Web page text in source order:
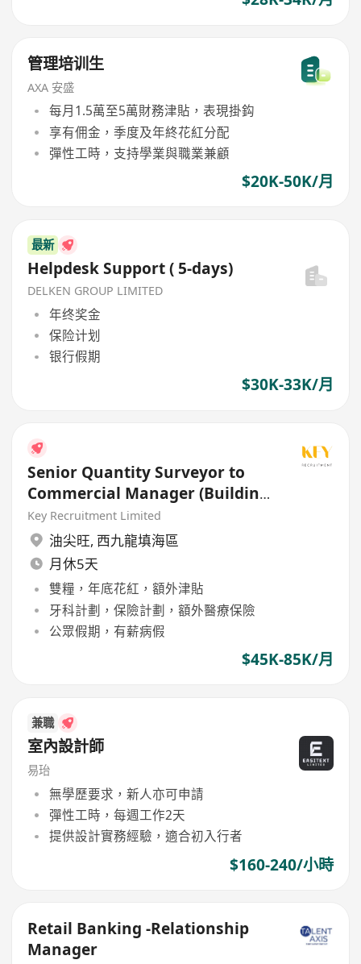
管理培训生
AXA 安盛
每月1.5萬至5萬財務津貼，表現掛鈎
享有佣金，季度及年終花紅分配
彈性工時，支持學業與職業兼顧
$20K-50K/月
最新
Helpdesk Support ( 5-days)
DELKEN GROUP LIMITED
年终奖金
保险计划
银行假期
$30K-33K/月
Senior Quantity Surveyor to
Commercial Manager (Building
/ Civil / E&M)
Key Recruitment Limited
油尖旺, 西九龍填海區
月休5天
雙糧，年底花紅，額外津貼
牙科計劃，保險計劃，額外醫療保險
公眾假期，有薪病假
$45K-85K/月
兼職
室內設計師
易珆
無學歷要求，新人亦可申請
彈性工時，每週工作2天
提供設計實務經驗，適合初入行者
$160-240/小時
Retail Banking -Relationship
Manager